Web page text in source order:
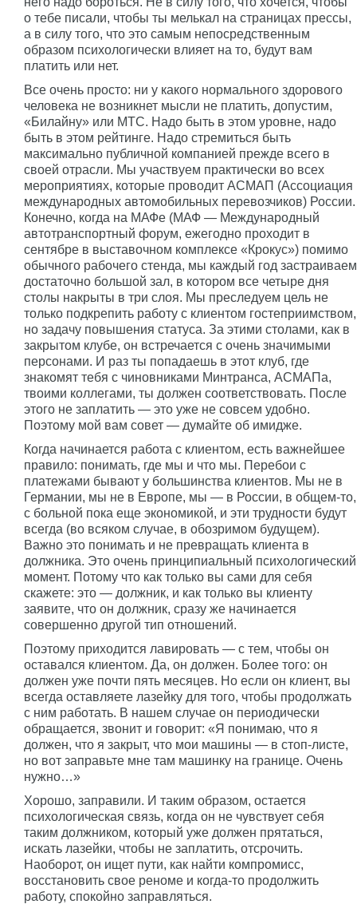
о тебе писали, чтобы ты мелькал на страницах прессы,
а в силу того, что это самым непосредственным
образом психологически влияет на то, будут вам
платить или нет.
Все очень просто: ни у какого нормального здорового
человека не возникнет мысли не платить, допустим,
«Билайну» или МТС. Надо быть в этом уровне, надо
быть в этом рейтинге. Надо стремиться быть
максимально публичной компанией прежде всего в
своей отрасли. Мы участвуем практически во всех
мероприятиях, которые проводит АСМАП (Ассоциация
международных автомобильных перевозчиков) России.
Конечно, когда на МАФе (МАФ — Международный
автотранспортный форум, ежегодно проходит в
сентябре в выставочном комплексе «Крокус») помимо
обычного рабочего стенда, мы каждый год застраиваем
достаточно большой зал, в котором все четыре дня
столы накрыты в три слоя. Мы преследуем цель не
только подкрепить работу с клиентом гостеприимством,
но задачу повышения статуса. За этими столами, как в
закрытом клубе, он встречается с очень значимыми
персонами. И раз ты попадаешь в этот клуб, где
знакомят тебя с чиновниками Минтранса, АСМАПа,
твоими коллегами, ты должен соответствовать. После
этого не заплатить — это уже не совсем удобно.
Поэтому мой вам совет — думайте об имидже.
Когда начинается работа с клиентом, есть важнейшее
правило: понимать, где мы и что мы. Перебои с
платежами бывают у большинства клиентов. Мы не в
Германии, мы не в Европе, мы — в России, в общем-то,
с больной пока еще экономикой, и эти трудности будут
всегда (во всяком случае, в обозримом будущем).
Важно это понимать и не превращать клиента в
должника. Это очень принципиальный психологический
момент. Потому что как только вы сами для себя
скажете: это — должник, и как только вы клиенту
заявите, что он должник, сразу же начинается
совершенно другой тип отношений.
Поэтому приходится лавировать — с тем, чтобы он
оставался клиентом. Да, он должен. Более того: он
должен уже почти пять месяцев. Но если он клиент, вы
всегда оставляете лазейку для того, чтобы продолжать
с ним работать. В нашем случае он периодически
обращается, звонит и говорит: «Я понимаю, что я
должен, что я закрыт, что мои машины — в стоп-листе,
но вот заправьте мне там машинку на границе. Очень
нужно…»
Хорошо, заправили. И таким образом, остается
психологическая связь, когда он не чувствует себя
таким должником, который уже должен прятаться,
искать лазейки, чтобы не заплатить, отсрочить.
Наоборот, он ищет пути, как найти компромисс,
восстановить свое реноме и когда-то продолжить
работу, спокойно заправляться.